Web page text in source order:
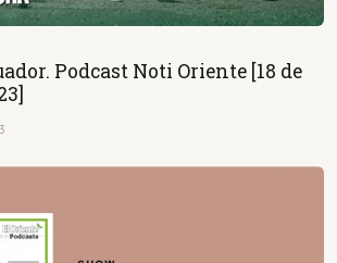
Podcast Noti Oriente [18 de